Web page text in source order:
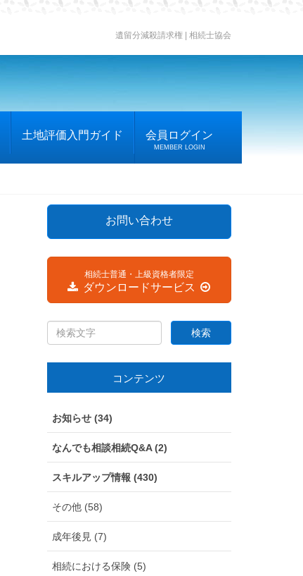
遺留分減殺請求権 | 相続士協会
土地評価入門ガイド 会員ログイン
MEMBER LOGIN
お問い合わせ
相続士普通・上級資格者限定
ダウンロードサービス
コンテンツ
お知らせ (34)
なんでも相談相続Q&A (2)
スキルアップ情報 (430)
その他 (58)
成年後見 (7)
相続における保険 (5)